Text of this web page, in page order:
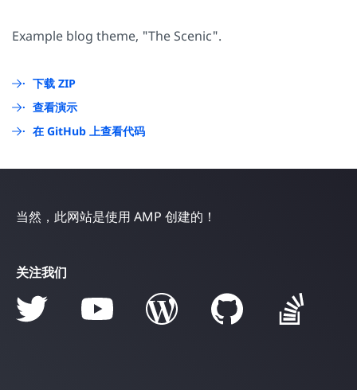
Example blog theme, "The Scenic".
下载 ZIP
查看演示
在 GitHub 上查看代码
当然，此网站是使用 AMP 创建的！
关注我们